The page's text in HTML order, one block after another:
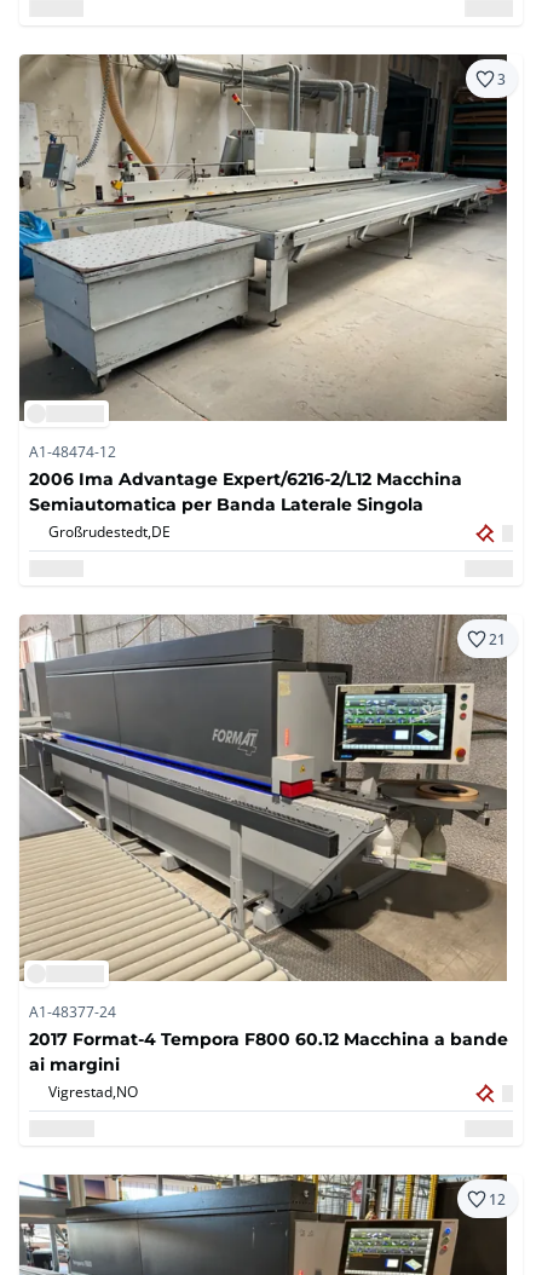
3
A1-48474-12
2006 Ima Advantage Expert/6216-2/L12 Macchina
Semiautomatica per Banda Laterale Singola
Großrudestedt,DE
21
A1-48377-24
2017 Format-4 Tempora F800 60.12 Macchina a bande
ai margini
Vigrestad,NO
12